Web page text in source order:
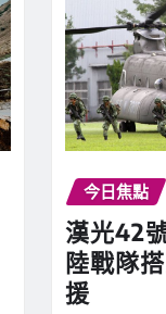
今日焦點
漢光42
陸戰隊
援